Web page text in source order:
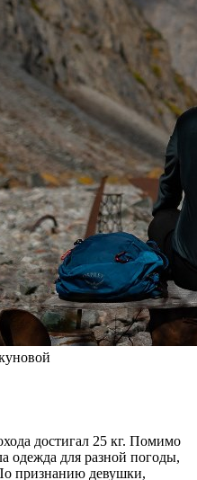
достигал 25 кг. Помимо
одежда для разной погоды,
признанию девушки,